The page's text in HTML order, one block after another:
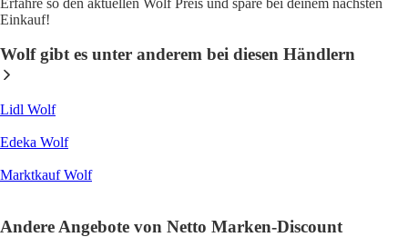
Einkauf!
Wolf gibt es unter anderem bei diesen Händlern
Lidl Wolf
Edeka Wolf
Marktkauf Wolf
Andere Angebote von Netto Marken-Discount